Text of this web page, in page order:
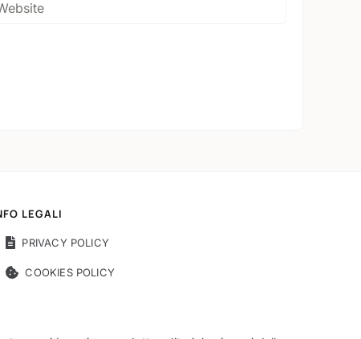
LEGALI
PRIVACY POLICY
COOKIES POLICY